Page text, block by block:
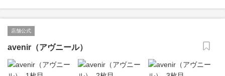
店舗公式
avenir（アヴニール）